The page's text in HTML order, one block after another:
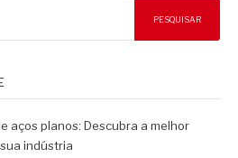
PESQUISAR
aços planos: Descubra a melhor
indústria